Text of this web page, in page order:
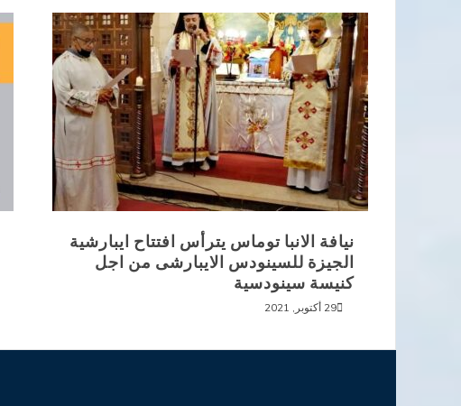
نيافة الانبا توماس يترأس افتتاح ايبارشية
الجيزة للسينودس الايبارشى من اجل
كنيسة سينودسية
29 أكتوبر, 2021